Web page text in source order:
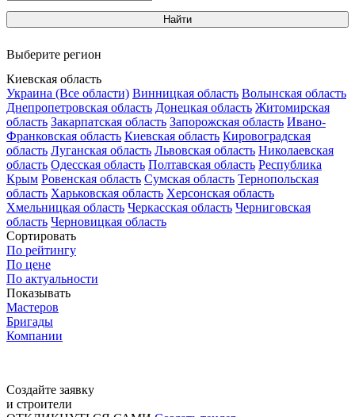
Найти
Выберите регион
Киевская область
Украина (Все области) Винницкая область Волынская область
Днепропетровская область Донецкая область Житомирская
область Закарпатская область Запорожская область Ивано-
Франковская область Киевская область Кировоградская
область Луганская область Львовская область Николаевская
область Одесская область Полтавская область Республика
Крым Ровенская область Сумская область Тернопольская
область Харьковская область Херсонская область
Хмельницкая область Черкасская область Черниговская
область Черновицкая область
Сортировать
По рейтингу
По цене
По актуальности
Показывать
Мастеров
Бригады
Компании
Создайте заявку
и строители